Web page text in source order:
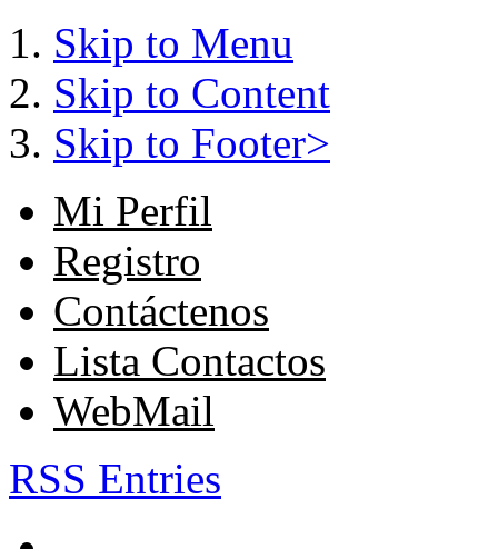
Skip to Menu
Skip to Content
Skip to Footer>
Mi Perfil
Registro
Contáctenos
Lista Contactos
WebMail
RSS Entries